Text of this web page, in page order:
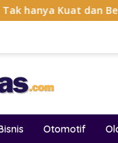
Bertahan
Otomotif